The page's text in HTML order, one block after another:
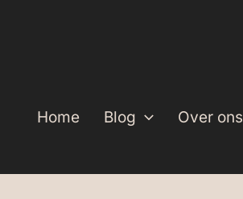
Home Blog Over ons